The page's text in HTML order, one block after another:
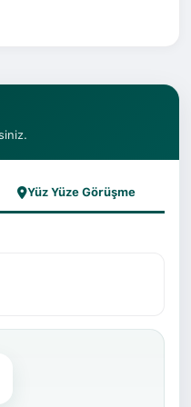
Yüz Yüze Görüşme